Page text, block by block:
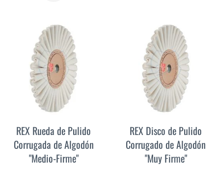
REX Rueda de Pulido
Corrugada de Algodón
"Medio-Firme"
REX Disco de Pulido
Corrugado de Algodón
"Muy Firme"